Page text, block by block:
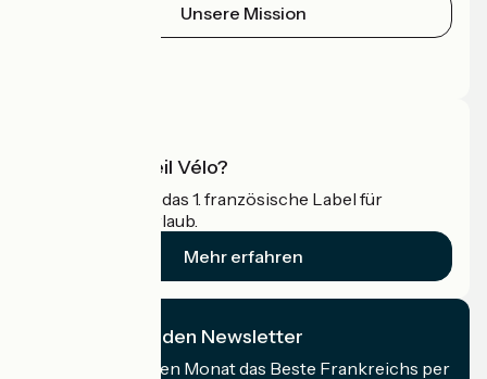
Unsere Mission
Was ist Accueil Vélo?
Accueil Vélo ist das 1. französische Label für
Radfahrer im Urlaub.
Mehr erfahren
Ich abonniere den Newsletter
Erhalten Sie jeden Monat das Beste Frankreichs per